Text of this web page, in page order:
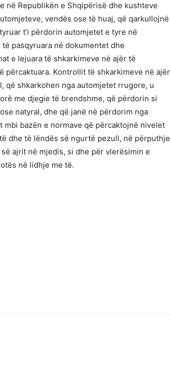
Republikën e Shqipërisë dhe kushteve
vendës ose të huaj, që qarkullojnë
t’i përdorin automjetet e tyre në
pasqyruara në dokumentet dhe
e lejuara të shkarkimeve në ajër të
përcaktuara. Kontrollit të shkarkimeve në ajër
që shkarkohen nga automjetet rrugore, u
me djegie të brendshme, që përdorin si
natyral, dhe që janë në përdorim nga
bazën e normave që përcaktojnë nivelet
dhe të lëndës së ngurtë pezull, në përputhje
ajrit në mjedis, si dhe për vlerësimin e
në lidhje me të.